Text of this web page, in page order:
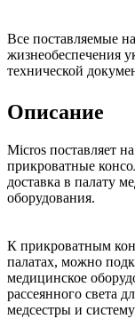
Все поставляемые
жизнеобеспечения
технической
Описание
Micros поставляет
прикроватные
доставка в палату
оборудования.
К прикроватным
палатах, можно
медицинское
рассеянного света
медсестры и